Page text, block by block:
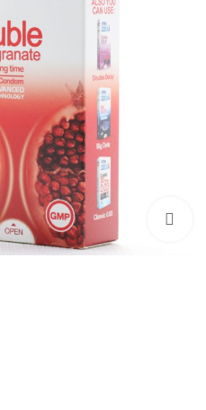
بزرگنمایی تصویر